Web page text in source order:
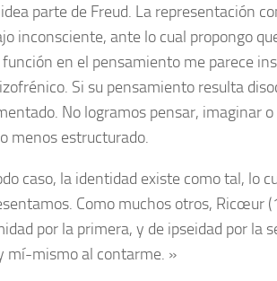
parte de Freud. La representación
inconsciente, ante lo cual propongo
función en el pensamiento me parece
Si su pensamiento resulta
No logramos pensar, imaginar
menos estructurado.
caso, la identidad existe como tal, lo
Como muchos otros, Ricœur
por la primera, y de ipseidad por la
mí-mismo al contarme. »